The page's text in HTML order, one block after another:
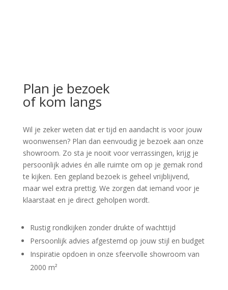
Plan je bezoek
of kom langs
Wil je zeker weten dat er tijd en aandacht is voor jouw
woonwensen? Plan dan eenvoudig je bezoek aan onze
showroom. Zo sta je nooit voor verrassingen, krijg je
persoonlijk advies én alle ruimte om op je gemak rond
te kijken. Een gepland bezoek is geheel vrijblijvend,
maar wel extra prettig. We zorgen dat iemand voor je
klaarstaat en je direct geholpen wordt.
Rustig rondkijken zonder drukte of wachttijd
Persoonlijk advies afgestemd op jouw stijl en budget
Inspiratie opdoen in onze sfeervolle showroom van
2000 m²